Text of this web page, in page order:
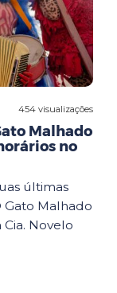
454 visualizações
Malhado
no
últimas
Malhado
Novelo